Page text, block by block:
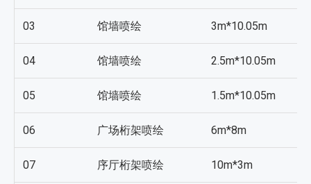
03 馆墙喷绘 3m*10.05m
04 馆墙喷绘 2.5m*10.05m
05 馆墙喷绘 1.5m*10.05m
06 广场桁架喷绘 6m*8m
07 序厅桁架喷绘 10m*3m